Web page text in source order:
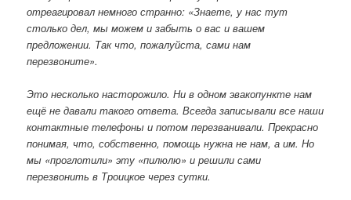
отреагировал немного странно: «Знаете, у нас тут
столько дел, мы можем и забыть о вас и вашем
предложении. Так что, пожалуйста, сами нам
перезвоните».
Это несколько насторожило. Ни в одном эвакопункте нам
ещё не давали такого ответа. Всегда записывали все наши
контактные телефоны и потом перезванивали. Прекрасно
понимая, что, собственно, помощь нужна не нам, а им. Но
мы «проглотили» эту «пилюлю» и решили сами
перезвонить в Троицкое через сутки.